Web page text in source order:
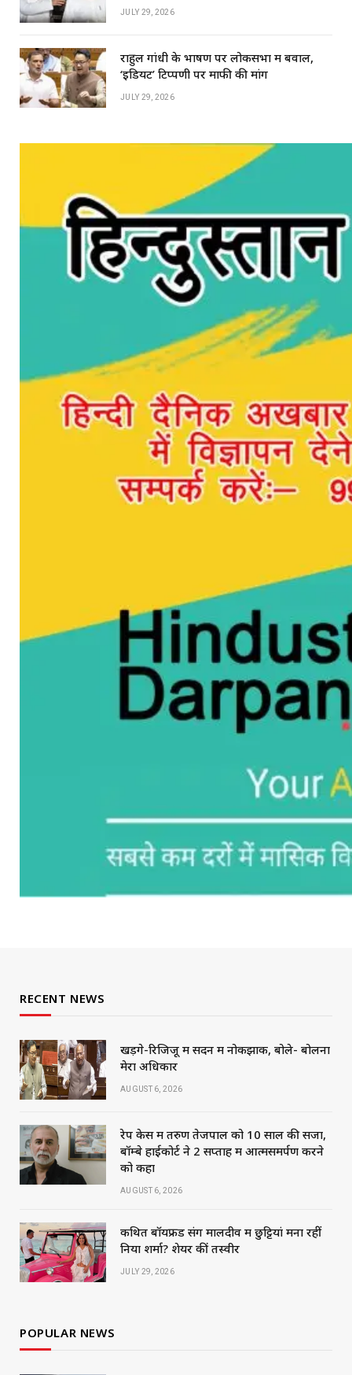
JULY 29, 2026
राहुल गांधी के भाषण पर लोकसभा में बवाल,
‘इडियट’ टिप्पणी पर माफी की मांग
JULY 29, 2026
RECENT NEWS
खड़गे-रिजिजू में सदन में नोकझोंक, बोले- बोलना
मेरा अधिकार
AUGUST 6, 2026
रेप केस में तरुण तेजपाल को 10 साल की सजा,
बॉम्बे हाईकोर्ट ने 2 सप्ताह में आत्मसमर्पण करने
को कहा
AUGUST 6, 2026
कथित बॉयफ्रेंड संग मालदीव में छुट्टियां मना रहीं
निया शर्मा? शेयर कीं तस्वीरें
JULY 29, 2026
POPULAR NEWS